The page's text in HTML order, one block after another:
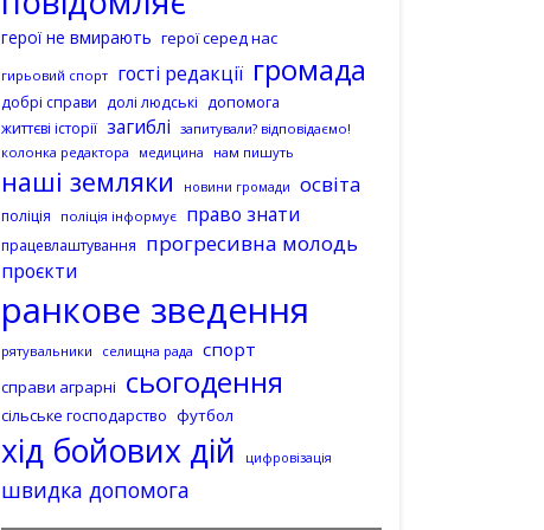
герої не вмирають герої серед нас
гирьовий спорт гості редакції громада
добрі справи долі людські допомога
життєві історії загиблі запитували? відповідаємо!
колонка редактора
медицина нам пишуть
наші земляки новини громади освіта
поліція поліція інформує право знати
працевлаштування прогресивна молодь
проєкти
ранкове зведення
рятувальники селищна рада спорт
справи аграрні сьогодення
сільське господарство футбол
хід бойових дій цифровізація
швидка допомога